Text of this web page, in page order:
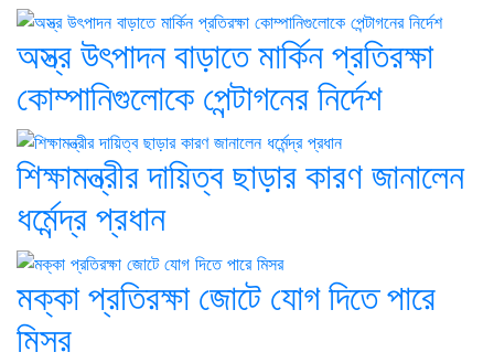
অস্ত্র উৎপাদন বাড়াতে মার্কিন প্রতিরক্ষা
কোম্পানিগুলোকে পেন্টাগনের নির্দেশ
শিক্ষামন্ত্রীর দায়িত্ব ছাড়ার কারণ জানালেন
ধর্মেন্দ্র প্রধান
মক্কা প্রতিরক্ষা জোটে যোগ দিতে পারে
মিসর